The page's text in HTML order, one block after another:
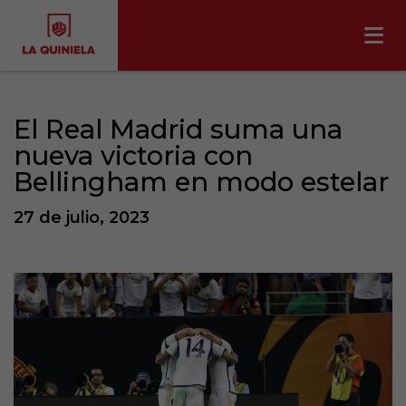
El Real Madrid suma una
nueva victoria con
Bellingham en modo estelar
27 de julio, 2023